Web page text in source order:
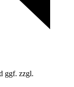
ggf. zzgl.